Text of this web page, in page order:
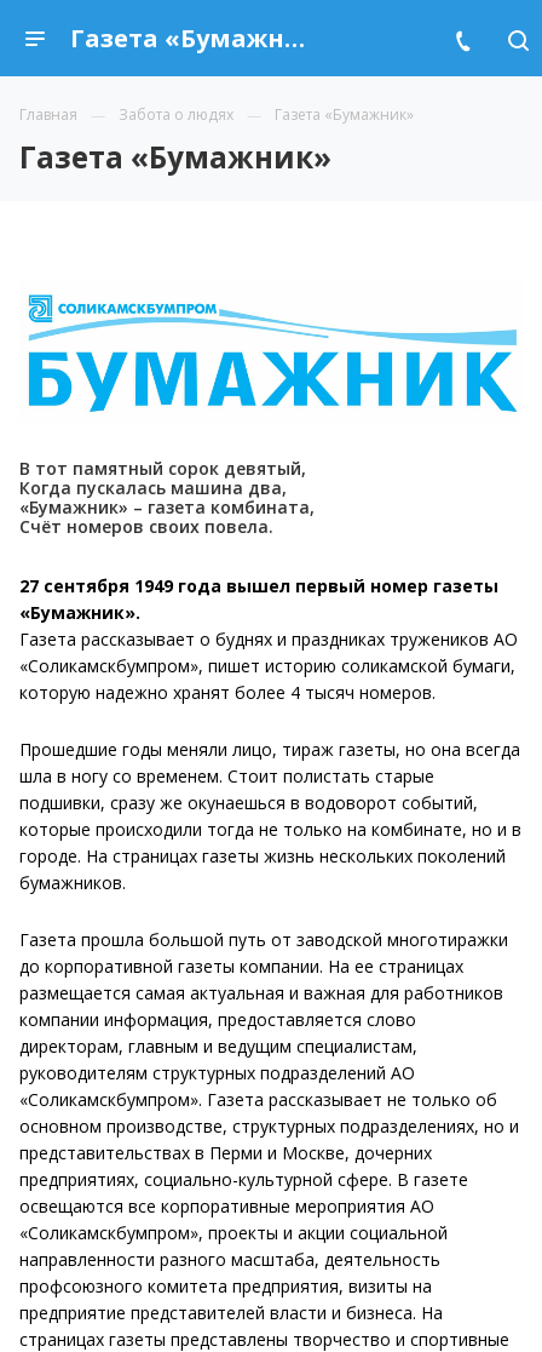
Газета «Бумажник»
Главная Забота о людях Газета «Бумажник»
Газета «Бумажник»
В тот памятный сорок девятый,
Когда пускалась машина два,
«Бумажник» – газета комбината,
Счёт номеров своих повела.
27 сентября 1949 года вышел первый номер газеты
«Бумажник».
Газета рассказывает о буднях и праздниках тружеников АО
«Соликамскбумпром», пишет историю соликамской бумаги,
которую надежно хранят более 4 тысяч номеров.
Прошедшие годы меняли лицо, тираж газеты, но она всегда
шла в ногу со временем. Стоит полистать старые
подшивки, сразу же окунаешься в водоворот событий,
которые происходили тогда не только на комбинате, но и в
городе. На страницах газеты жизнь нескольких поколений
бумажников.
Газета прошла большой путь от заводской многотиражки
до корпоративной газеты компании. На ее страницах
размещается самая актуальная и важная для работников
компании информация, предоставляется слово
директорам, главным и ведущим специалистам,
руководителям структурных подразделений АО
«Соликамскбумпром». Газета рассказывает не только об
основном производстве, структурных подразделениях, но и
представительствах в Перми и Москве, дочерних
предприятиях, социально-культурной сфере. В газете
освещаются все корпоративные мероприятия АО
«Соликамскбумпром», проекты и акции социальной
направленности разного масштаба, деятельность
профсоюзного комитета предприятия, визиты на
предприятие представителей власти и бизнеса. На
страницах газеты представлены творчество и спортивные